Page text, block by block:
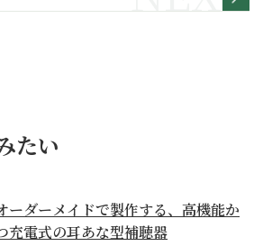
たい
ーダーメイドで製作する、高機能か
充電式の耳あな型補聴器